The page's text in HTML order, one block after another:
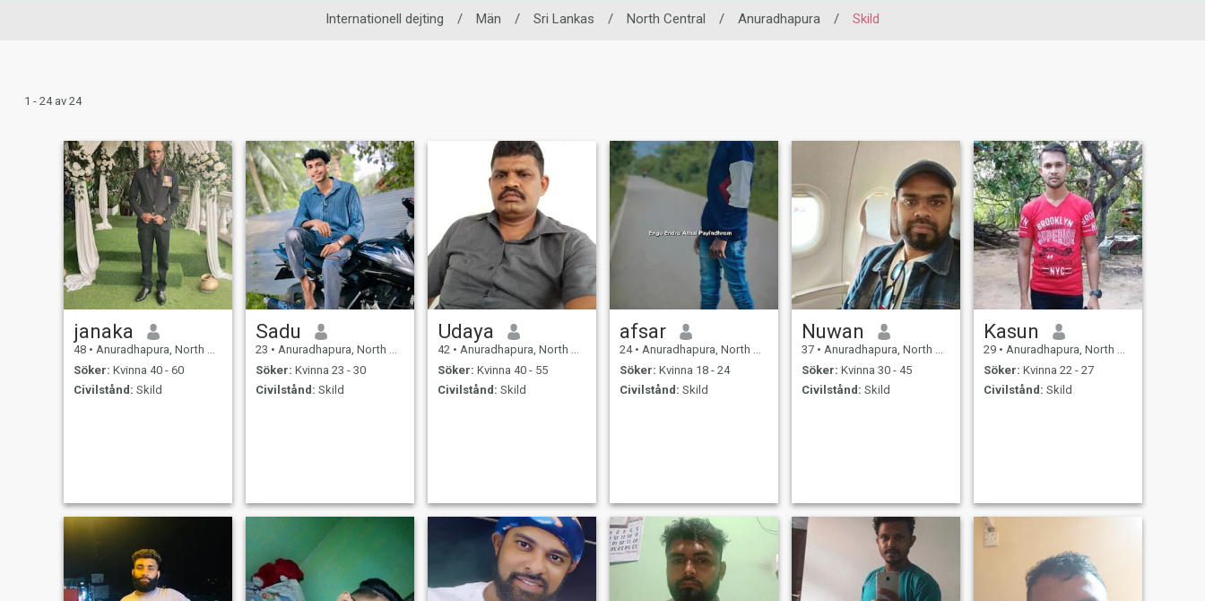
Internationell dejting / Män / Sri Lankas / North Central / Anuradhapura / Skild
1 - 24 av 24
janaka
48 • Anuradhapura, North Central, Sri Lanka
Söker: Kvinna 40 - 60
Civilstånd: Skild
Sadu
23 • Anuradhapura, North Central, Sri Lanka
Söker: Kvinna 23 - 30
Civilstånd: Skild
Udaya
42 • Anuradhapura, North Central, Sri Lanka
Söker: Kvinna 40 - 55
Civilstånd: Skild
afsar
24 • Anuradhapura, North Central, Sri Lanka
Söker: Kvinna 18 - 24
Civilstånd: Skild
Nuwan
37 • Anuradhapura, North Central, Sri Lanka
Söker: Kvinna 30 - 45
Civilstånd: Skild
Kasun
29 • Anuradhapura, North Central, Sri Lanka
Söker: Kvinna 22 - 27
Civilstånd: Skild